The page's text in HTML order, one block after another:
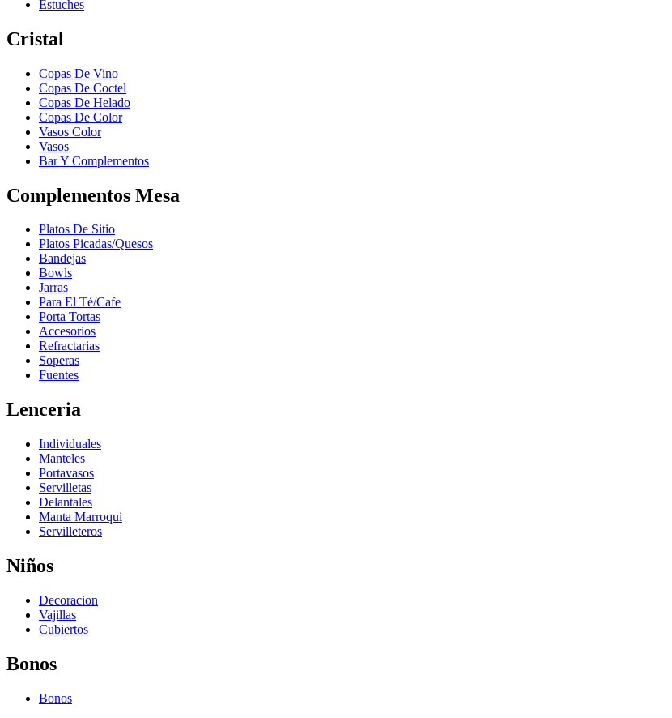
Estuches
Cristal
Copas De Vino
Copas De Coctel
Copas De Helado
Copas De Color
Vasos Color
Vasos
Bar Y Complementos
Complementos Mesa
Platos De Sitio
Platos Picadas/Quesos
Bandejas
Bowls
Jarras
Para El Té/Cafe
Porta Tortas
Accesorios
Refractarias
Soperas
Fuentes
Lenceria
Individuales
Manteles
Portavasos
Servilletas
Delantales
Manta Marroqui
Servilleteros
Niños
Decoracion
Vajillas
Cubiertos
Bonos
Bonos